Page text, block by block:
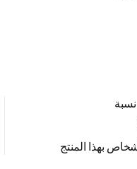
بهذا المنتج